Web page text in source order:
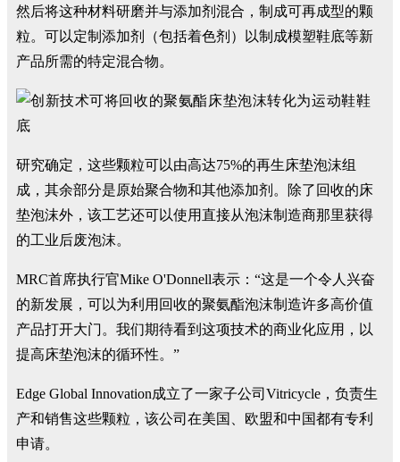
然后将这种材料研磨并与添加剂混合，制成可再成型的颗
粒。可以定制添加剂（包括着色剂）以制成模塑鞋底等新
产品所需的特定混合物。
研究确定，这些颗粒可以由高达75%的再生床垫泡沫组
成，其余部分是原始聚合物和其他添加剂。除了回收的床
垫泡沫外，该工艺还可以使用直接从泡沫制造商那里获得
的工业后废泡沫。
MRC首席执行官Mike O'Donnell表示：“这是一个令人兴奋
的新发展，可以为利用回收的聚氨酯泡沫制造许多高价值
产品打开大门。我们期待看到这项技术的商业化应用，以
提高床垫泡沫的循环性。”
Edge Global Innovation成立了一家子公司Vitricycle，负责生
产和销售这些颗粒，该公司在美国、欧盟和中国都有专利
申请。